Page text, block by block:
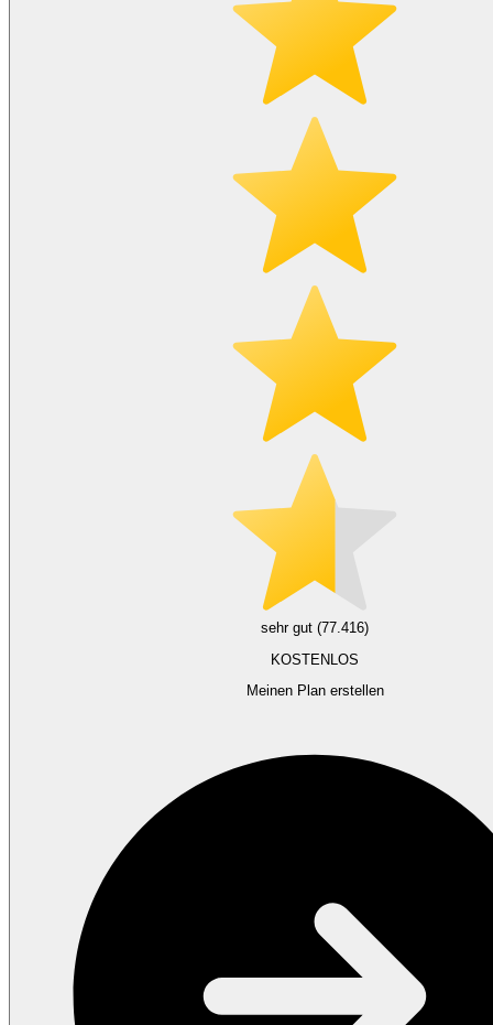
sehr gut (77.416)
KOSTENLOS
Meinen Plan erstellen